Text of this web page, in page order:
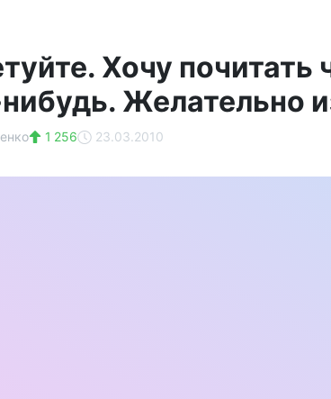
Хочу
Желательно
1 256 23.03.2010